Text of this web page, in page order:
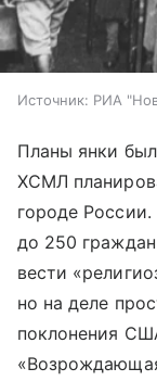
Источник: РИА
Планы янки
ХСМЛ
городе
до 250
вести
но на деле
поклонения